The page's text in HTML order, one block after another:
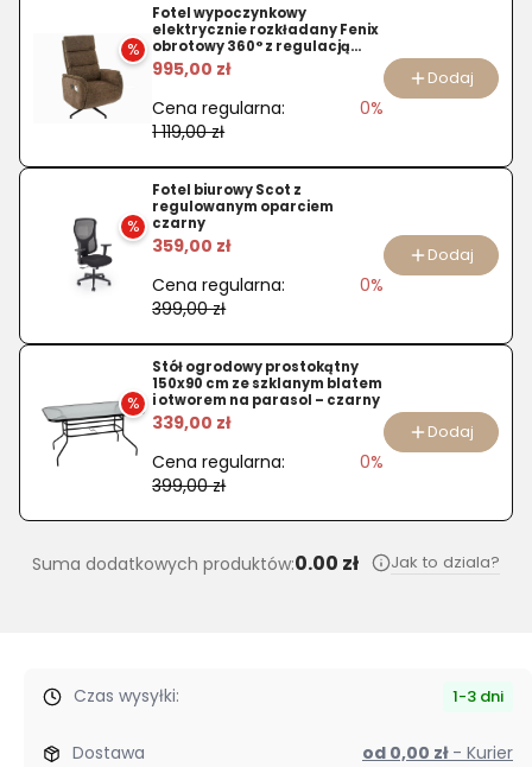
Krzesło
K304
ekoskóra
brąz
%
Fotel wypoczynkowy
elektrycznie rozkładany Fenix
obrotowy 360° z regulacją
wysokości – cappuccino
995,00 zł
Cena regularna:
1 119,00 zł
0%
Dodaj
%
Fotel biurowy Scot z
regulowanym oparciem
czarny
359,00 zł
Cena regularna:
399,00 zł
0%
Dodaj
%
Stół ogrodowy prostokątny
150x90 cm ze szklanym blatem
i otworem na parasol – czarny
339,00 zł
Cena regularna:
399,00 zł
0%
Dodaj
Suma dodatkowych produktów:0.00 zł Jak to dziala?
Czas wysyłki: 1-3 dni
Dostawa od 0,00 zł - Kurier